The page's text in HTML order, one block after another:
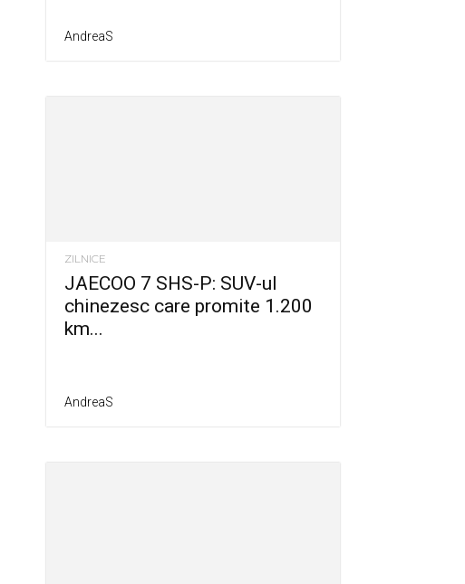
AndreaS
ZILNICE
JAECOO 7 SHS-P: SUV-ul
chinezesc care promite 1.200
km...
AndreaS